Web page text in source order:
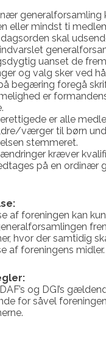
generalforsamling
eller mindst ti
skal
uanset de
og valg sker ved
begæring foregå
er
er alle
værger til børn
stemmeret.
kræver
på en ordinær
af foreningen kan
hvor der samtidig
af foreningens midler.
og DGI’s
for såvel